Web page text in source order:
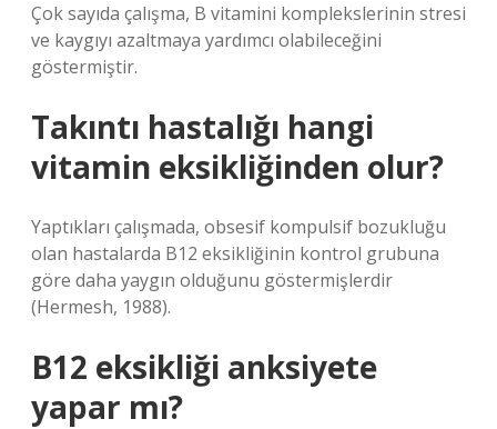
Çok sayıda çalışma, B vitamini komplekslerinin stresi
ve kaygıyı azaltmaya yardımcı olabileceğini
göstermiştir.
Takıntı hastalığı hangi
vitamin eksikliğinden olur?
Yaptıkları çalışmada, obsesif kompulsif bozukluğu
olan hastalarda B12 eksikliğinin kontrol grubuna
göre daha yaygın olduğunu göstermişlerdir
(Hermesh, 1988).
B12 eksikliği anksiyete
yapar mı?